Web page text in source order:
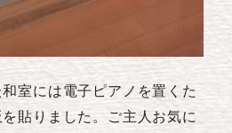
室には電子ピアノを置くた
貼りました。ご主人お気に